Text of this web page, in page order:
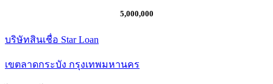
5,000,000
บริษัทสินเชื่อ Star Loan
เขตลาดกระบัง กรุงเทพมหานคร